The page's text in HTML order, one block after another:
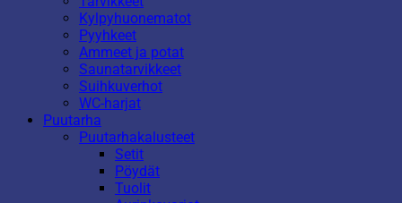
Kylpyhuonematot
Pyyhkeet
Ammeet ja potat
Saunatarvikkeet
Suihkuverhot
WC-harjat
Puutarha
Puutarhakalusteet
Setit
Pöydät
Tuolit